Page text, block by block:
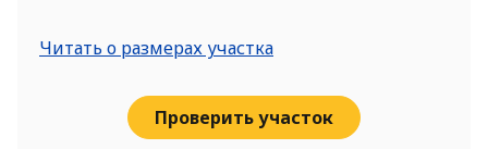
Читать о размерах участка
Проверить участок